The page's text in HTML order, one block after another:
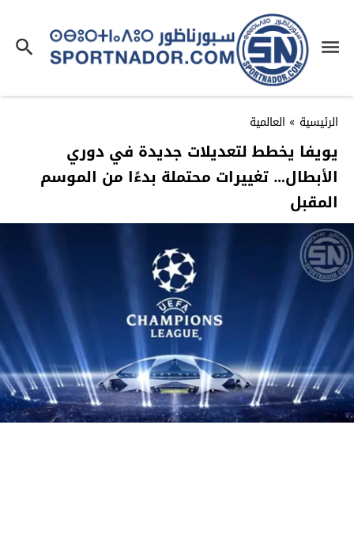
الرئيسية » العالمية
يويفا يخطط لتعديلات جديدة في دوري
الأبطال… تغييرات محتملة بدءًا من الموسم
المقبل